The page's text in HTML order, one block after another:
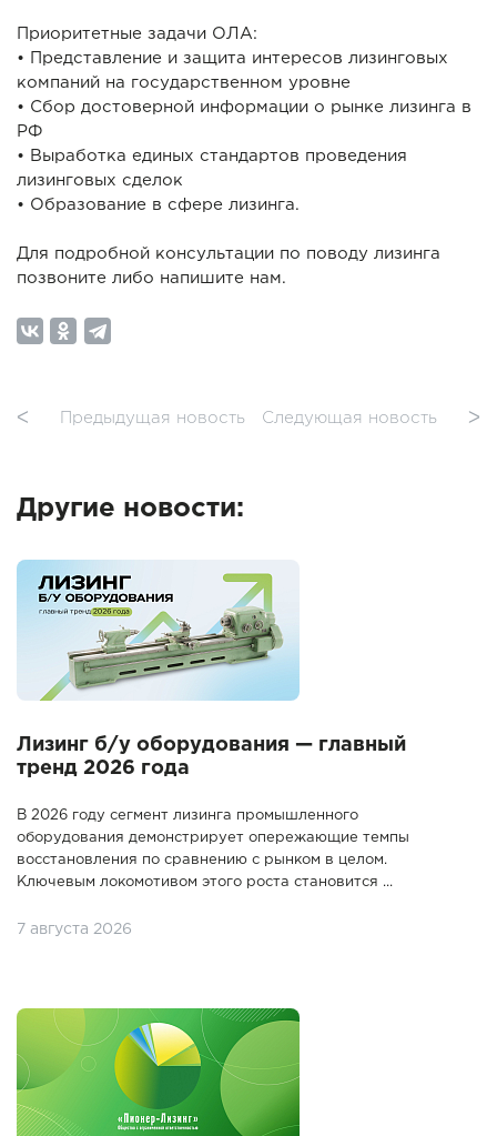
Приоритетные задачи ОЛА:
• Представление и защита интересов лизинговых
компаний на государственном уровне
• Сбор достоверной информации о рынке лизинга в
РФ
• Выработка единых стандартов проведения
лизинговых сделок
• Образование в сфере лизинга.
Для подробной консультации по поводу лизинга
позвоните либо напишите нам.
ᐸ Предыдущая новость Следующая новость ᐳ
Другие новости:
Лизинг б/у оборудования — главный
тренд 2026 года
В 2026 году сегмент лизинга промышленного
оборудования демонстрирует опережающие темпы
восстановления по сравнению с рынком в целом.
Ключевым локомотивом этого роста становится ...
7 августа 2026